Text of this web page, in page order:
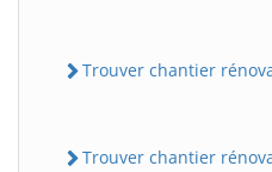
Trouver chantier
Trouver chantier